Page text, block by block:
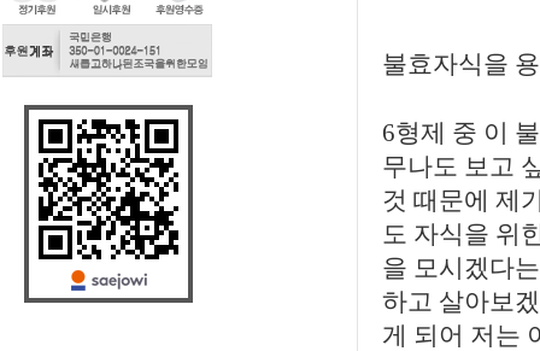
불효자식을
6형제 중 이
무나도 보고
것 때문에 제
도 자식을 위
을 모시겠다
하고 살아보
게 되어 저는